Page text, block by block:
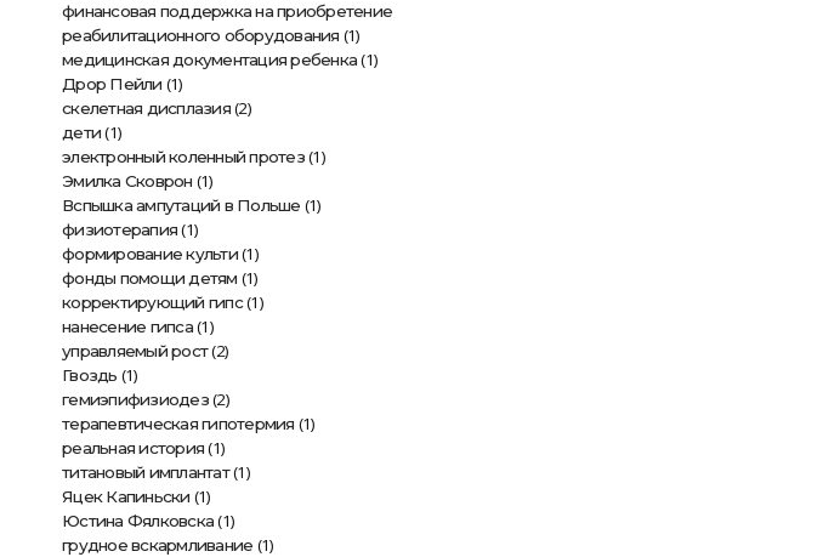
финансовая поддержка на приобретение
реабилитационного оборудования (1)
медицинская документация ребенка(1)
Дрор Пейли (1)
скелетная дисплазия(2)
дети(1)
электронный коленный протез(1)
Эмилка Сковрон (1)
Вспышка ампутаций в Польше (1)
физиотерапия(1)
формирование культи(1)
фонды помощи детям (1)
корректирующий гипс(1)
нанесение гипса(1)
управляемый рост(2)
Гвоздь (1)
гемиэпифизиодез(2)
терапевтическая гипотермия (1)
реальная история(1)
титановый имплантат(1)
Яцек Капиньски (1)
Юстина Фялковска(1)
грудное вскармливание (1)